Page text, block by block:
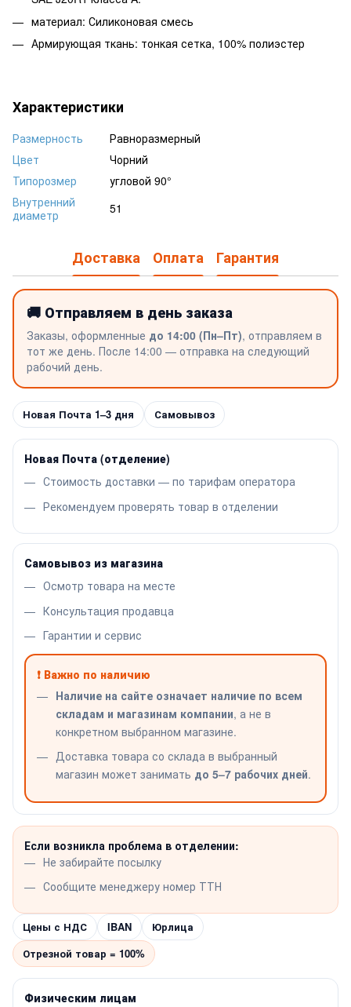
материал: Силиконовая смесь
Армирующая ткань: тонкая сетка, 100% полиэстер
Характеристики
Размерность
Равноразмерный
Цвет
Чорний
Типорозмер
угловой 90°
Внутренний
диаметр
51
Доставка Оплата Гарантия
🚚 Отправляем в день заказа
Заказы, оформленные до 14:00 (Пн–Пт), отправляем в
тот же день. После 14:00 — отправка на следующий
рабочий день.
Новая Почта 1–3 дня Самовывоз
Новая Почта (отделение)
Стоимость доставки — по тарифам оператора
Рекомендуем проверять товар в отделении
Самовывоз из магазина
Осмотр товара на месте
Консультация продавца
Гарантии и сервис
❗ Важно по наличию
Наличие на сайте означает наличие по всем
складам и магазинам компании, а не в
конкретном выбранном магазине.
Доставка товара со склада в выбранный
магазин может занимать до 5–7 рабочих дней.
Если возникла проблема в отделении:
Не забирайте посылку
Сообщите менеджеру номер ТТН
Цены с НДС IBAN
Юрлица
Отрезной товар = 100%
Физическим лицам